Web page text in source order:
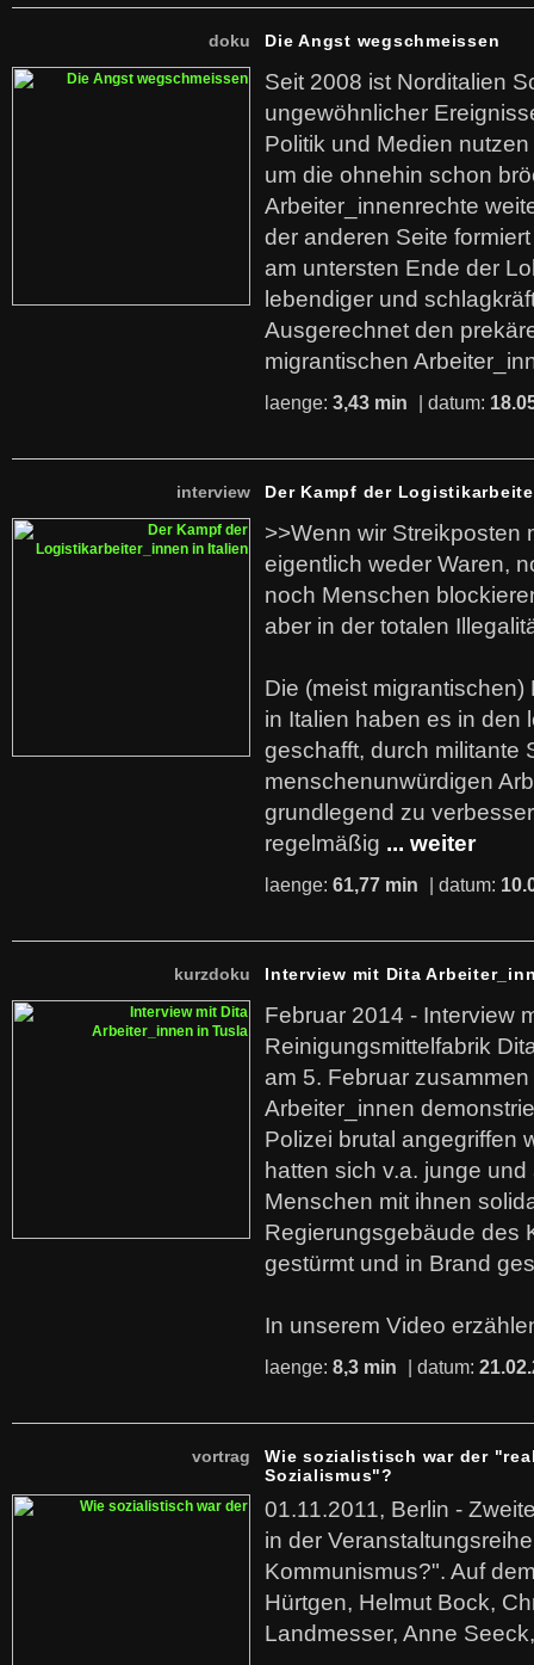
doku Die Angst wegschmeissen
Seit 2008 ist Norditalien
ungewöhnlicher
Politik und Medien
um die ohnehin schon
Arbeiter_innenrechte
der anderen Seite
am untersten Ende der
lebendiger und
Ausgerechnet den
migrantischen
laenge: 3,43 min | datum:
interview Der Kampf der
>>Wenn wir Streikposten
eigentlich weder Waren,
noch Menschen
aber in der totalen
Die (meist
in Italien haben es in den
geschafft, durch militante
menschenunwürdigen
grundlegend zu
regelmäßig ... weiter
laenge: 61,77 min | datum:
kurzdoku Interview mit Dita
Februar 2014 - Interview
Reinigungsmittelfabrik
am 5. Februar
Arbeiter_innen
Polizei brutal angegriffen
hatten sich v.a. junge
Menschen mit ihnen
Regierungsgebäude des
gestürmt und in Brand
In unserem Video
laenge: 8,3 min | datum:
vortrag
Wie sozialistisch war der
Sozialismus"?
01.11.2011, Berlin -
in der
Kommunismus?". Auf
Hürtgen, Helmut Bock,
Landmesser, Anne